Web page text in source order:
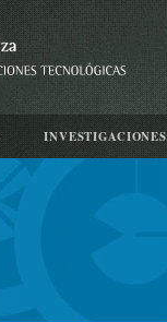
INVESTIGACIONES